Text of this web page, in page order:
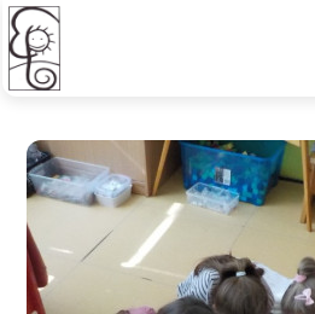
Písmeno B jako